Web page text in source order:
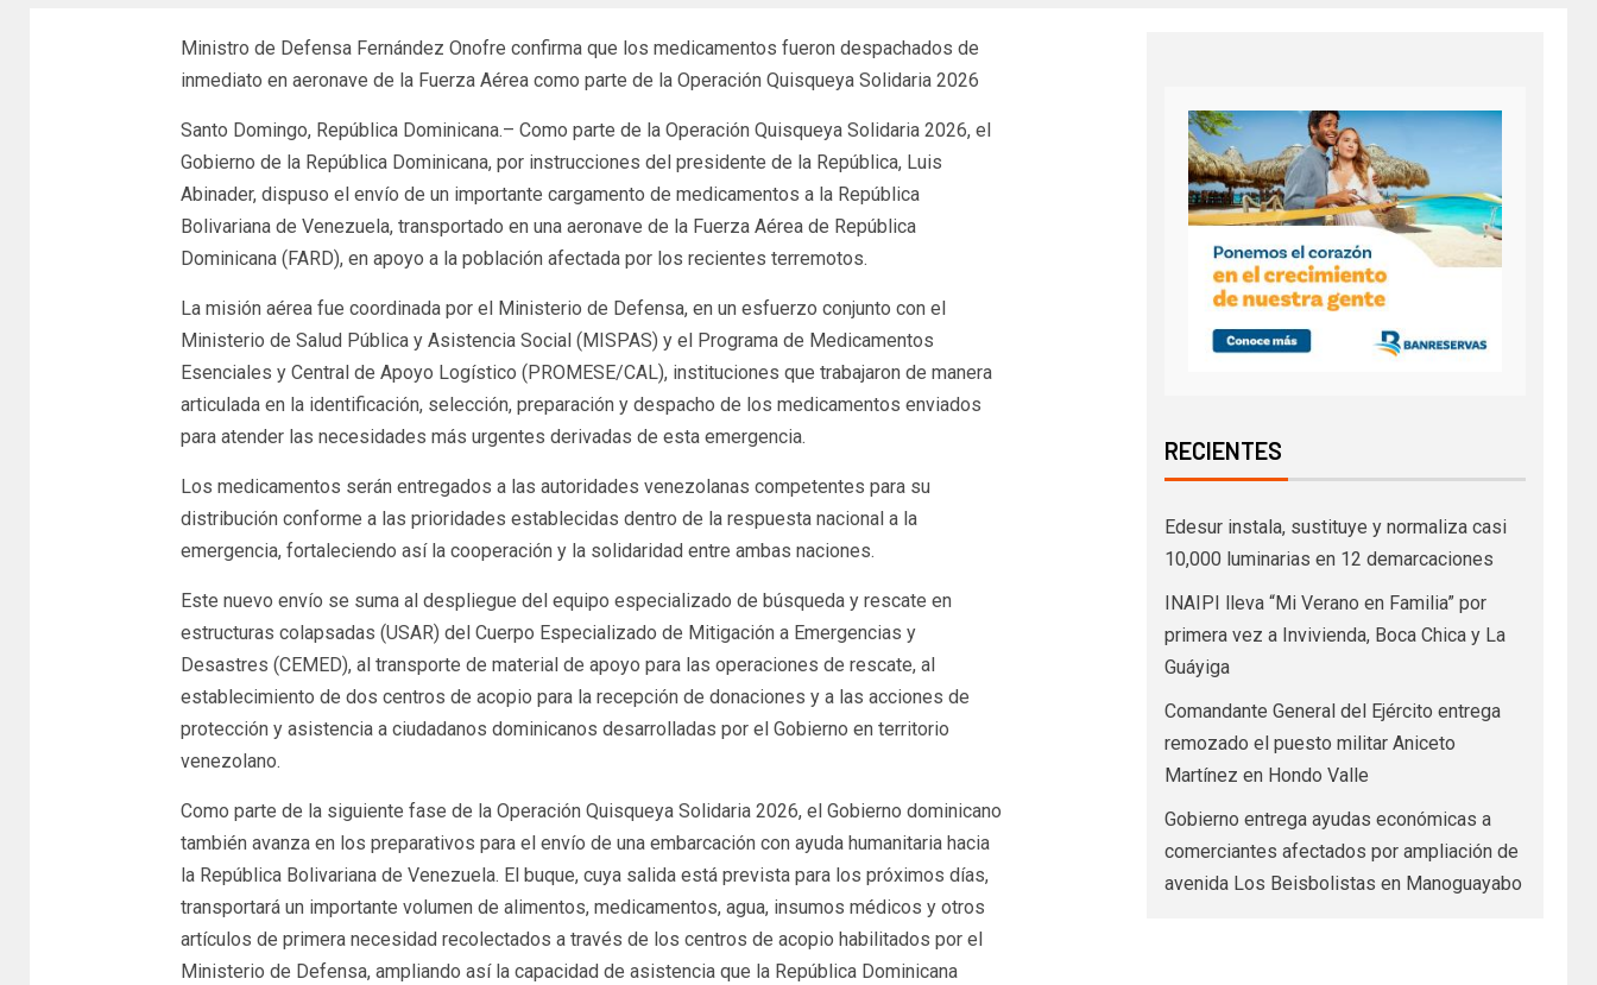
Ministro de Defensa Fernández Onofre confirma que los medicamentos fueron despachados de
inmediato en aeronave de la Fuerza Aérea como parte de la Operación Quisqueya Solidaria 2026
Santo Domingo, República Dominicana.– Como parte de la Operación Quisqueya Solidaria 2026, el
Gobierno de la República Dominicana, por instrucciones del presidente de la República, Luis
Abinader, dispuso el envío de un importante cargamento de medicamentos a la República
Bolivariana de Venezuela, transportado en una aeronave de la Fuerza Aérea de República
Dominicana (FARD), en apoyo a la población afectada por los recientes terremotos.
La misión aérea fue coordinada por el Ministerio de Defensa, en un esfuerzo conjunto con el
Ministerio de Salud Pública y Asistencia Social (MISPAS) y el Programa de Medicamentos
Esenciales y Central de Apoyo Logístico (PROMESE/CAL), instituciones que trabajaron de manera
articulada en la identificación, selección, preparación y despacho de los medicamentos enviados
para atender las necesidades más urgentes derivadas de esta emergencia.
Los medicamentos serán entregados a las autoridades venezolanas competentes para su
distribución conforme a las prioridades establecidas dentro de la respuesta nacional a la
emergencia, fortaleciendo así la cooperación y la solidaridad entre ambas naciones.
Este nuevo envío se suma al despliegue del equipo especializado de búsqueda y rescate en
estructuras colapsadas (USAR) del Cuerpo Especializado de Mitigación a Emergencias y
Desastres (CEMED), al transporte de material de apoyo para las operaciones de rescate, al
establecimiento de dos centros de acopio para la recepción de donaciones y a las acciones de
protección y asistencia a ciudadanos dominicanos desarrolladas por el Gobierno en territorio
venezolano.
Como parte de la siguiente fase de la Operación Quisqueya Solidaria 2026, el Gobierno dominicano
también avanza en los preparativos para el envío de una embarcación con ayuda humanitaria hacia
la República Bolivariana de Venezuela. El buque, cuya salida está prevista para los próximos días,
transportará un importante volumen de alimentos, medicamentos, agua, insumos médicos y otros
artículos de primera necesidad recolectados a través de los centros de acopio habilitados por el
Ministerio de Defensa, ampliando así la capacidad de asistencia que la República Dominicana
RECIENTES
Edesur instala, sustituye y normaliza casi
10,000 luminarias en 12 demarcaciones
INAIPI lleva “Mi Verano en Familia” por
primera vez a Invivienda, Boca Chica y La
Guáyiga
Comandante General del Ejército entrega
remozado el puesto militar Aniceto
Martínez en Hondo Valle
Gobierno entrega ayudas económicas a
comerciantes afectados por ampliación de
avenida Los Beisbolistas en Manoguayabo